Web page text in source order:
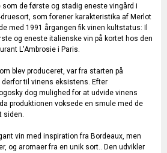
som de første og stadig eneste vingård i
som forener karakteristika af Merlot
med 1991 årgangen fik vinen kultstatus: Il
og eneste italienske vin på kortet hos den
L'Ambrosie i Paris.
blev produceret, var fra starten på
til vinens eksistens. Efter
dog mulighed for at udvide vinens
produktionen voksede en smule med de
siden.
vin med inspiration fra Bordeaux, men
og aromaer fra en unik sort.. Den udvikler